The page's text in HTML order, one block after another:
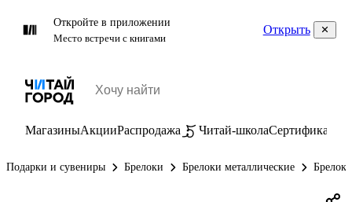
Откройте в приложении
Место встречи с книгами
Открыть
МагазиныАкцииРаспродажа Читай-школаСертификаты
Подарки и сувениры Брелоки Брелоки металлические